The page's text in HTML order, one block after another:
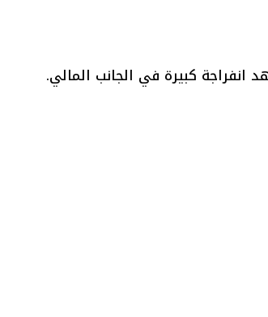
كبيرة في الجانب المالي.